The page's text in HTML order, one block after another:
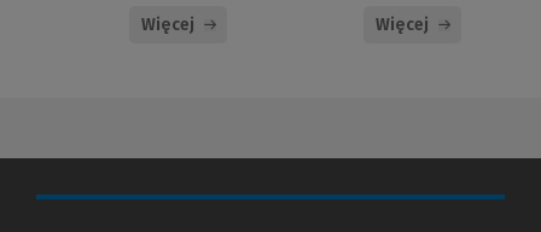
Więcej Więcej